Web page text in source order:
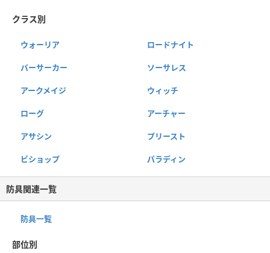
クラス別
ウォーリア ロードナイト
バーサーカー ソーサレス
アークメイジ ウィッチ
ローグ アーチャー
アサシン プリースト
ビショップ パラディン
防具関連一覧
防具一覧
部位別